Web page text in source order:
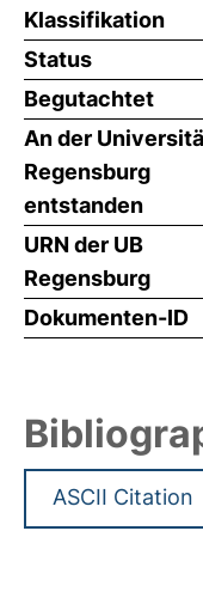
Klassifikation
Status
Begutachtet
An der
Regensburg
entstanden
URN der UB
Regensburg
Dokumenten-ID